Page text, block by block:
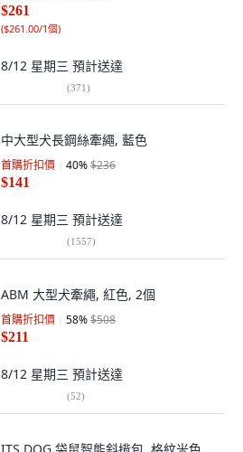
$261
($261.00/1個)
8/12 星期三 預計送達
(371)
中大型犬長鋼絲牽繩, 藍色
首購折扣價 40%$236
$141
8/12 星期三 預計送達
(1557)
ABM 大型犬牽繩, 紅色, 2個
首購折扣價 58%$508
$211
8/12 星期三 預計送達
(52)